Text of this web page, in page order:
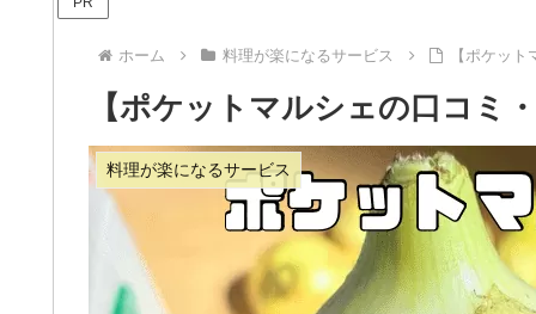
ホーム 料理が楽になるサービス 【ポケッ
【ポケットマルシェの口コミ
料理が楽になるサービス